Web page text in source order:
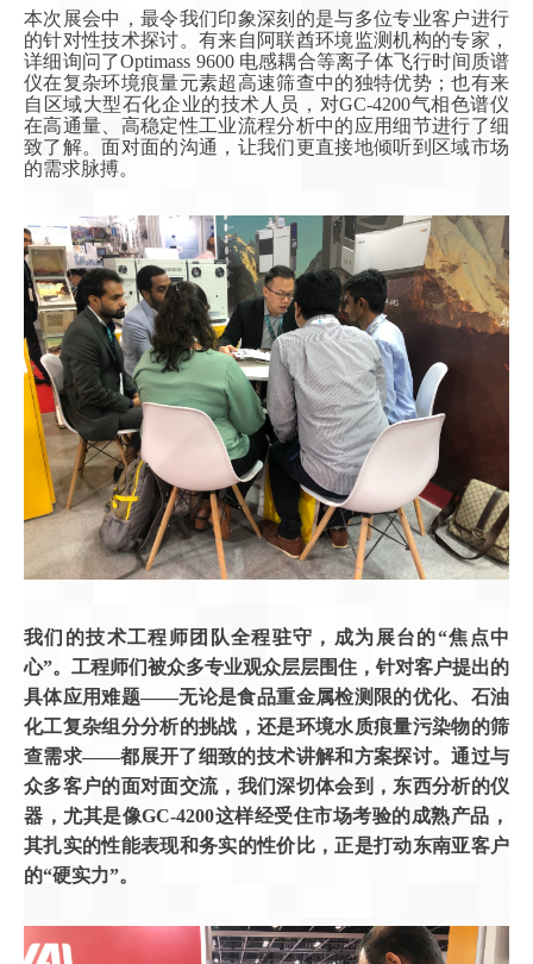
本次展会中，最令我们印象深刻的是与多位专业客户进行
的针对性技术探讨。有来自阿联酋环境监测机构的专家，
详细询问了Optimass 9600 电感耦合等离子体飞行时间质谱
仪在复杂环境痕量元素超高速筛查中的独特优势；也有来
自区域大型石化企业的技术人员，对GC-4200气相色谱仪
在高通量、高稳定性工业流程分析中的应用细节进行了细
致了解。面对面的沟通，让我们更直接地倾听到区域市场
的需求脉搏。
我们的技术工程师团队全程驻守，成为展台的“焦点中
心”。工程师们被众多专业观众层层围住，针对客户提出的
具体应用难题——无论是食品重金属检测限的优化、石油
化工复杂组分分析的挑战，还是环境水质痕量污染物的筛
查需求——都展开了细致的技术讲解和方案探讨。通过与
众多客户的面对面交流，我们深切体会到，东西分析的仪
器，尤其是像GC-4200这样经受住市场考验的成熟产品，
其扎实的性能表现和务实的性价比，正是打动东南亚客户
的“硬实力”。